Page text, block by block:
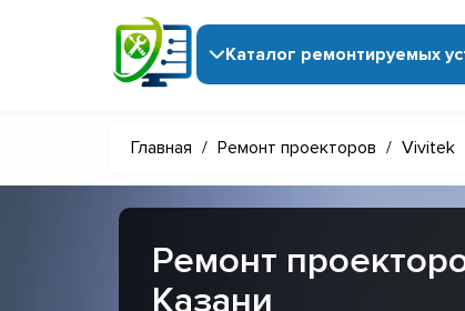
Каталог ремонтируемых
Главная / Ремонт проекторов / Vivitek
Ремонт
Казани